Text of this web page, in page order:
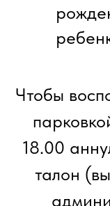
Чтобы
18.00
талон